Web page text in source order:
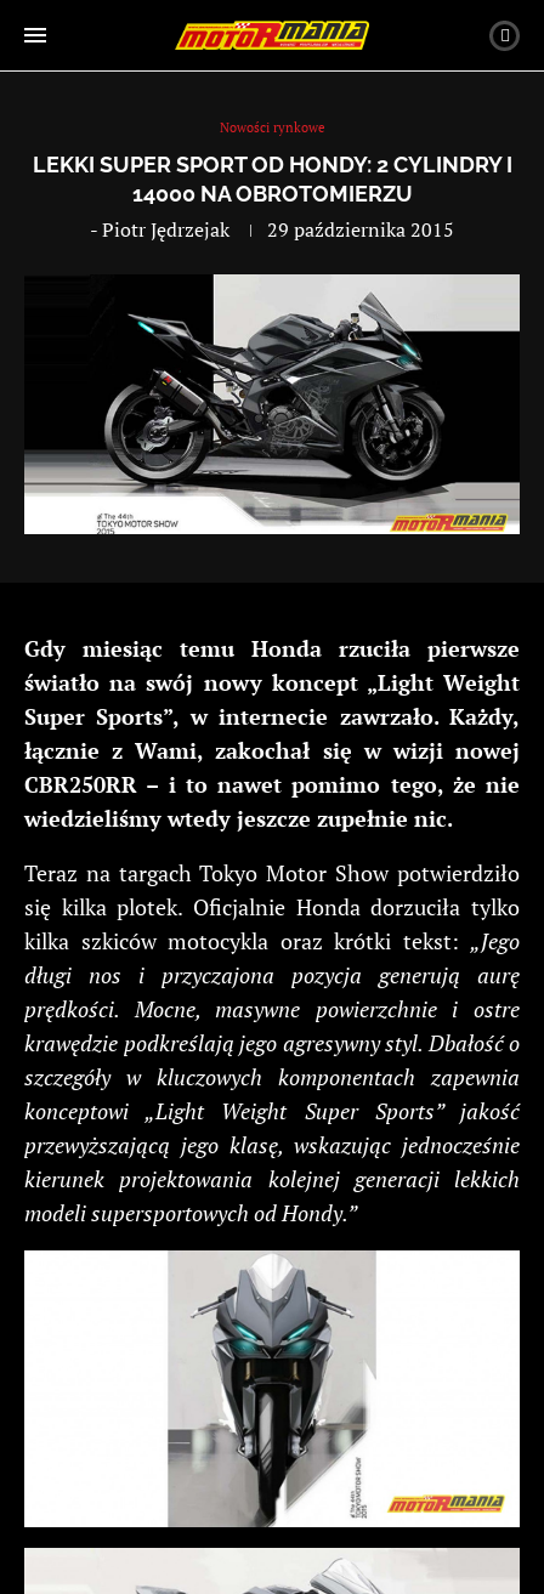
Nowości rynkowe
LEKKI SUPER SPORT OD HONDY: 2 CYLINDRY I
14000 NA OBROTOMIERZU
-Piotr Jędrzejak 29 października 2015
Gdy miesiąc temu Honda rzuciła pierwsze
światło na swój nowy koncept „Light Weight
Super Sports”, w internecie zawrzało. Każdy,
łącznie z Wami, zakochał się w wizji nowej
CBR250RR – i to nawet pomimo tego, że nie
wiedzieliśmy wtedy jeszcze zupełnie nic.
Teraz na targach Tokyo Motor Show potwierdziło
się kilka plotek. Oficjalnie Honda dorzuciła tylko
kilka szkiców motocykla oraz krótki tekst: „Jego
długi nos i przyczajona pozycja generują aurę
prędkości. Mocne, masywne powierzchnie i ostre
krawędzie podkreślają jego agresywny styl. Dbałość o
szczegóły w kluczowych komponentach zapewnia
konceptowi „Light Weight Super Sports” jakość
przewyższającą jego klasę, wskazując jednocześnie
kierunek projektowania kolejnej generacji lekkich
modeli supersportowych od Hondy.”